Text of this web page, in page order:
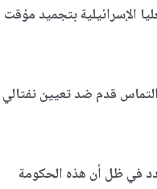
الإسرائيلية بتجميد مؤقت
قدم ضد تعيين نفتالي
في ظل أن هذه الحكومة